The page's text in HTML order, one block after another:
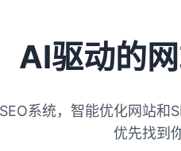
AI驱动的
系统，智能优化网站和
优先找到